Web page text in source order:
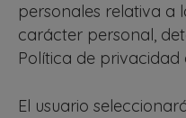
personales relativa a
carácter personal,
Política de privacidad
El usuario